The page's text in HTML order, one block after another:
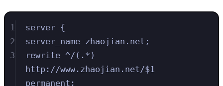
1
server {
2
server_name zhaojian.net;
3
rewrite ^/(.*)
http://www.zhaojian.net/$1
permanent;